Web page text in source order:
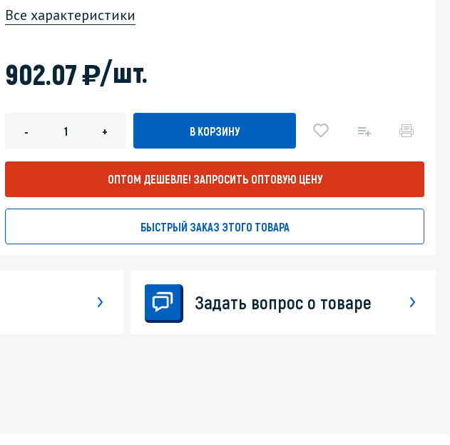
Мебель и оргтехника
Личная гигиена
Все характеристики
902.07)/шт.
- + В КОРЗИНУ
ОПТОМ ДЕШЕВЛЕ! ЗАПРОСИТЬ ОПТОВУЮ ЦЕНУ
БЫСТРЫЙ ЗАКАЗ ЭТОГО ТОВАРА
Задать вопрос о товаре